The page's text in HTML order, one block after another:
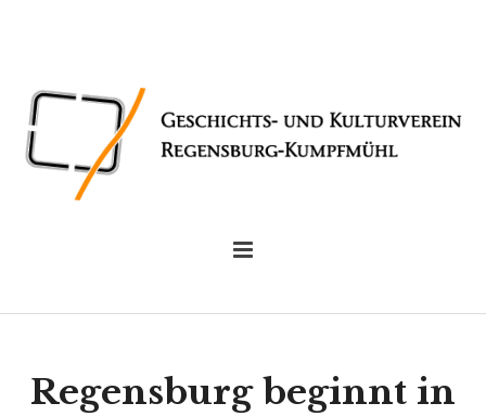
Regensburg beginnt in